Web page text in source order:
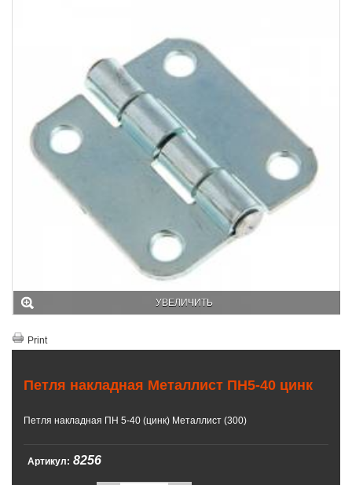
УВЕЛИЧИТЬ
Print
Петля накладная Металлист ПН5-40 цинк
Петля накладная ПН 5-40 (цинк) Металлист (300)
Артикул: 8256